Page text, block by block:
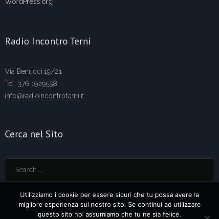
Radio Incontro Terni
Via Benucci 19/21
Tel. 376 1929558
info@radioincontroterni.it
Cerca nel Sito
Utilizziamo i cookie per essere sicuri che tu possa avere la
migliore esperienza sul nostro sito. Se continui ad utilizzare
questo sito noi assumiamo che tu ne sia felice.